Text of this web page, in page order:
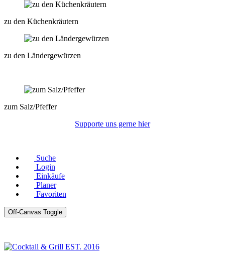
zu den Küchenkräutern
zu den Ländergewürzen
zum Salz/Pfeffer
Supporte uns gerne hier
Suche
Login
Einkäufe
Planer
Favoriten
Off-Canvas Toggle